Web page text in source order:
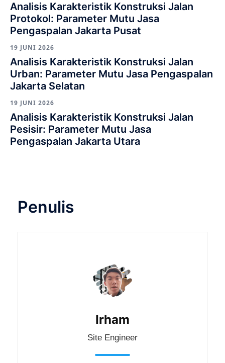
Analisis Karakteristik Konstruksi Jalan
Protokol: Parameter Mutu Jasa
Pengaspalan Jakarta Pusat
19 JUNI 2026
Analisis Karakteristik Konstruksi Jalan
Urban: Parameter Mutu Jasa Pengaspalan
Jakarta Selatan
19 JUNI 2026
Analisis Karakteristik Konstruksi Jalan
Pesisir: Parameter Mutu Jasa
Pengaspalan Jakarta Utara
Penulis
Irham
Site Engineer